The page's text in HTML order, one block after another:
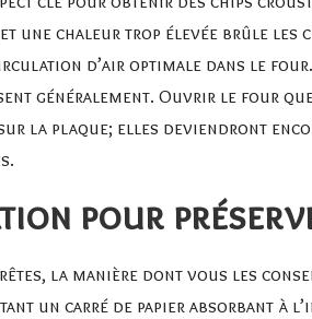
une chaleur trop élevée brûle les
d’air optimale dans le
généralement. Ouvrir le four
la plaque; elles deviendront
pour
la manière dont vous les
un carré de papier absorbant à